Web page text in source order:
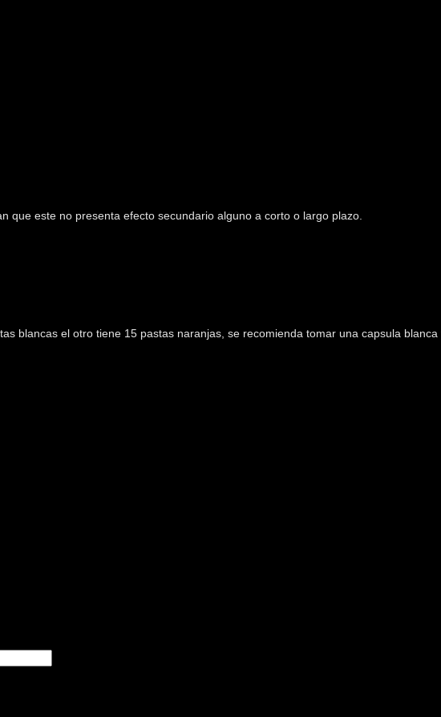
que este no presenta efecto secundario alguno a corto o largo plazo.
blancas el otro tiene 15 pastas naranjas, se recomienda tomar una capsula